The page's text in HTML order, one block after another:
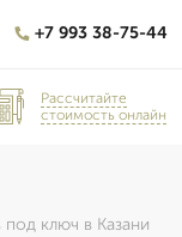
+7 993 38-75-44
Рассчитайте
стоимость онлайн
ключ в Казани